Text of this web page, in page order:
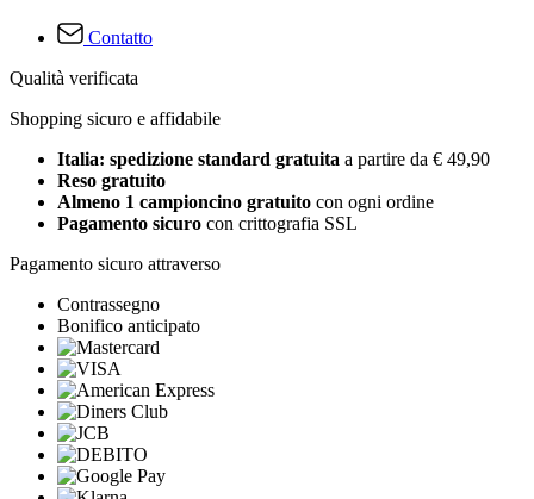
Contatto
Qualità verificata
Shopping sicuro e affidabile
Italia: spedizione standard gratuita a partire da € 49,90
Reso gratuito
Almeno 1 campioncino gratuito con ogni ordine
Pagamento sicuro con crittografia SSL
Pagamento sicuro attraverso
Contrassegno
Bonifico anticipato